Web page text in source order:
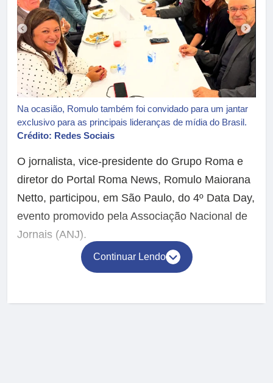
Na ocasião, Romulo também foi convidado para um jantar
exclusivo para as principais lideranças de mídia do Brasil.
Crédito: Redes Sociais
O jornalista, vice-presidente do Grupo Roma e
diretor do Portal Roma News, Romulo Maiorana
Netto, participou, em São Paulo, do 4º Data Day,
evento promovido pela Associação Nacional de
Jornais (ANJ).
Continuar Lendo